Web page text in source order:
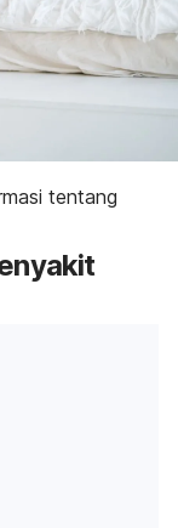
tentang